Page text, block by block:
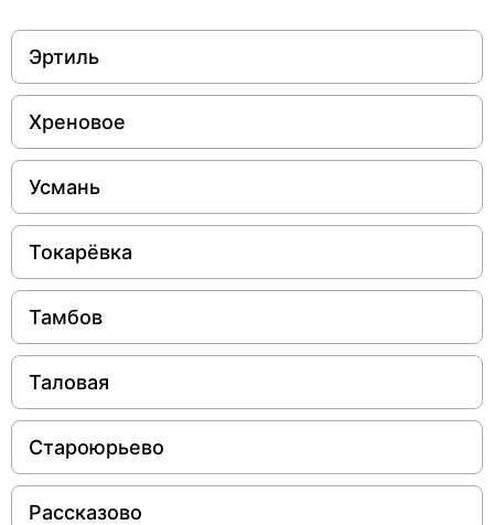
Эртиль
Хреновое
Усмань
Токарёвка
Тамбов
Таловая
Староюрьево
Рассказово